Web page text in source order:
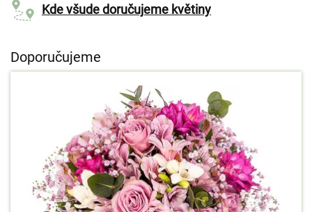
Kde všude doručujeme květiny
Doporučujeme